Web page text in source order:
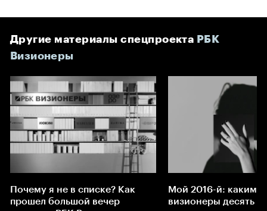
Другие материалы спецпроекта РБК
Визионеры
Почему я не в списке? Как
прошел большой вечер
Мой 2016-й: какими
визионеры десять